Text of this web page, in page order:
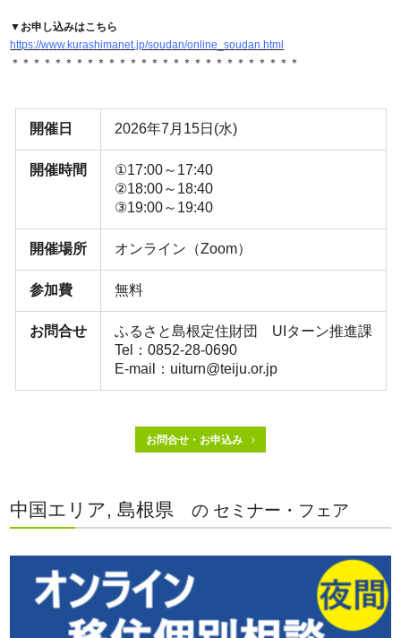
▼お申し込みはこちら
https://www.kurashimanet.jp/soudan/online_soudan.html
＊＊＊＊＊＊＊＊＊＊＊＊＊＊＊＊＊＊＊＊＊＊＊＊＊＊＊
開催日 2026年7月15日(水)
開催時間
①17:00～17:40
②18:00～18:40
③19:00～19:40
開催場所 オンライン（Zoom）
参加費 無料
お問合せ
ふるさと島根定住財団 UIターン推進課
Tel：0852-28-0690
E-mail：uiturn@teiju.or.jp
お問合せ・お申込み
中国エリア, 島根県 の セミナー・フェア